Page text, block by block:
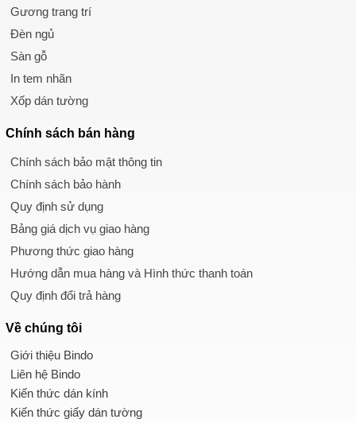
Gương trang trí
Đèn ngủ
Sàn gỗ
In tem nhãn
Xốp dán tường
Chính sách bán hàng
Chính sách bảo mật thông tin
Chính sách bảo hành
Quy định sử dụng
Bảng giá dịch vụ giao hàng
Phương thức giao hàng
Hướng dẫn mua hàng và Hình thức thanh toán
Quy định đổi trả hàng
Về chúng tôi
Giới thiệu Bindo
Liên hệ Bindo
Kiến thức dán kính
Kiến thức giấy dán tường